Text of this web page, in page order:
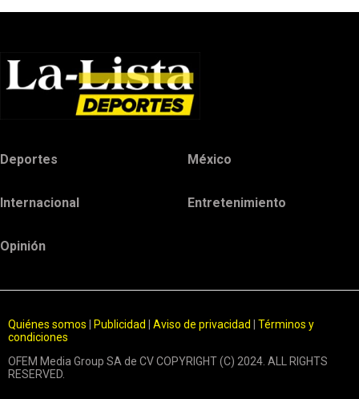
Deportes México
Internacional Entretenimiento
Opinión
Quiénes somos Publicidad Aviso de privacidad
Términos y
condiciones
OFEM Media Group SA de CV COPYRIGHT (C) 2024. ALL RIGHTS
RESERVED.